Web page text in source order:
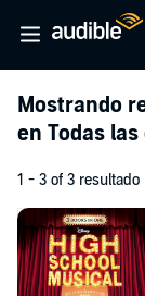
Mostrando
en Todas
1 - 3 of 3 resultado